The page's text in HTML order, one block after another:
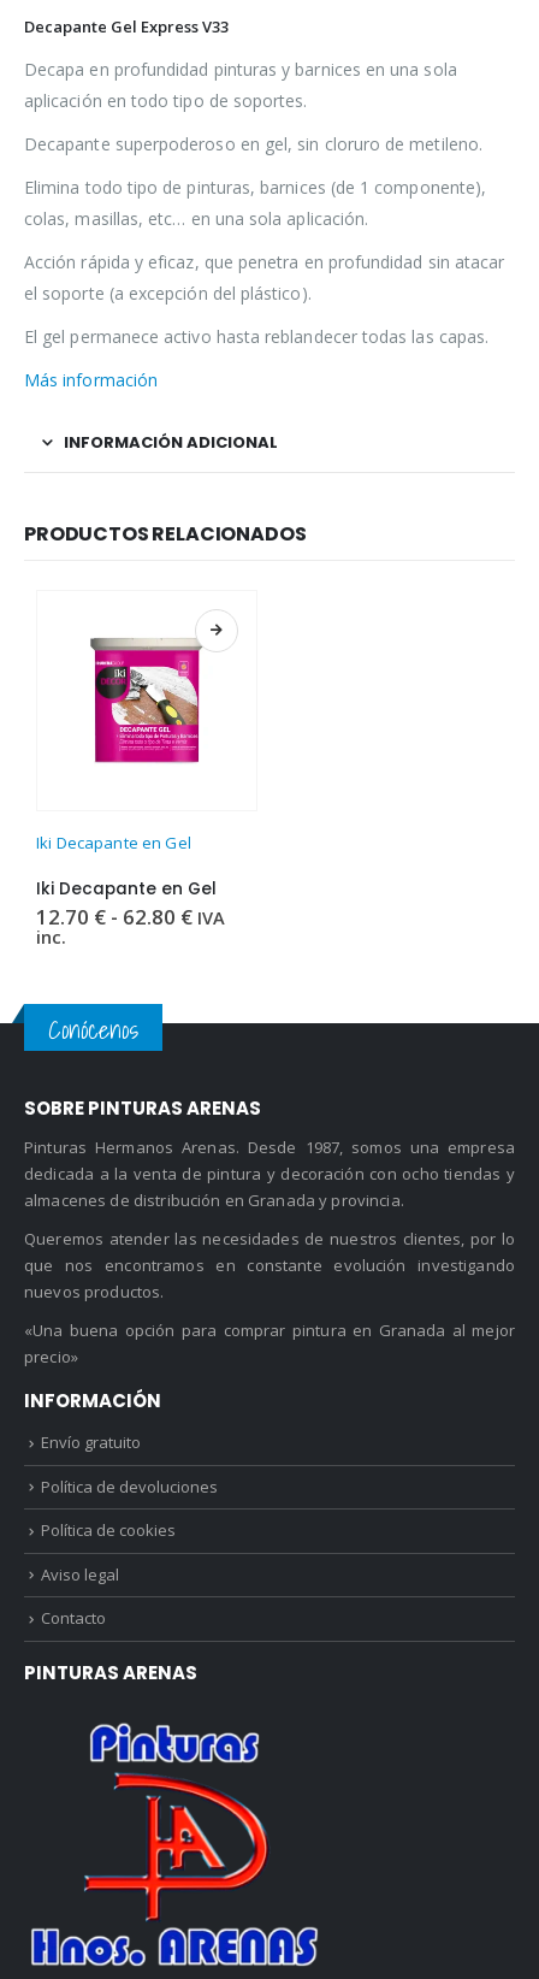
Decapante Gel Express V33
Decapa en profundidad pinturas y barnices en una sola
aplicación en todo tipo de soportes.
Decapante superpoderoso en gel, sin cloruro de metileno.
Elimina todo tipo de pinturas, barnices (de 1 componente),
colas, masillas, etc… en una sola aplicación.
Acción rápida y eficaz, que penetra en profundidad sin atacar
el soporte (a excepción del plástico).
El gel permanece activo hasta reblandecer todas las capas.
Más información
INFORMACIÓN ADICIONAL
PRODUCTOS RELACIONADOS
Iki Decapante en Gel
Iki Decapante en Gel
12.70 € - 62.80 €Rango
62.80 €
IVA
inc.
Conócenos
SOBRE PINTURAS ARENAS
Pinturas Hermanos Arenas. Desde 1987, somos una empresa
dedicada a la venta de pintura y decoración con ocho tiendas y
almacenes de distribución en Granada y provincia.
Queremos atender las necesidades de nuestros clientes, por lo
que nos encontramos en constante evolución investigando
nuevos productos.
«Una buena opción para comprar pintura en Granada al mejor
precio»
INFORMACIÓN
Envío gratuito
Política de devoluciones
Política de cookies
Aviso legal
Contacto
PINTURAS ARENAS